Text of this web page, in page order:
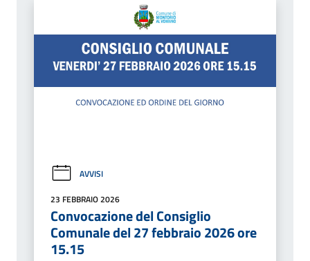
AVVISI
23 FEBBRAIO 2026
Convocazione del Consiglio
Comunale del 27 febbraio 2026 ore
15.15